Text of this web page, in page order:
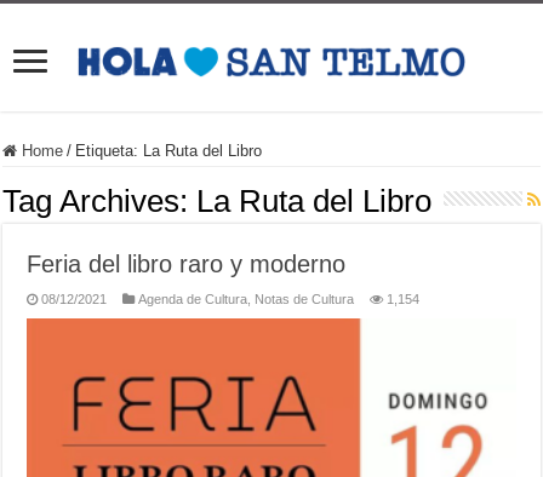
Home / Etiqueta: La Ruta del Libro
Tag Archives: La Ruta del Libro
Feria del libro raro y moderno
08/12/2021 Agenda de Cultura Notas de Cultura 1,154